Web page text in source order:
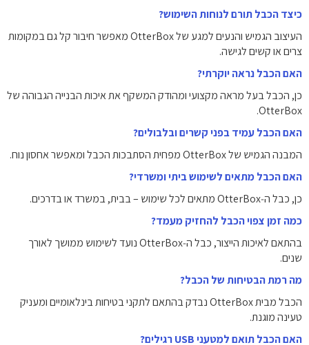
כיצד הכבל תורם לנוחות השימוש?
העיצוב הגמיש והנעים למגע של OtterBox מאפשר חיבור קל גם במקומות
צרים או קשים לגישה.
האם הכבל נראה יוקרתי?
כן, הכבל בעל מראה מקצועי ומהודק המשקף את איכות הבנייה הגבוהה של
OtterBox.
האם הכבל עמיד בפני קשרים ובלבולים?
המבנה הגמיש של OtterBox מפחית הסתבכות הכבל ומאפשר אחסון נוח.
האם הכבל מתאים לשימוש ביתי ומשרדי?
כן, כבל ה‑OtterBox מתאים לכל שימוש – בבית, במשרד או בדרכים.
כמה זמן צפוי הכבל להחזיק מעמד?
בהתאם לאיכות הייצור, כבל ה‑OtterBox נועד לשימוש ממושך לאורך
שנים.
מה רמת הבטיחות של הכבל?
הכבל מבית OtterBox נבדק בהתאם לתקני בטיחות בינלאומיים ומעניק
טעינה מוגנת.
האם הכבל תואם למטעני USB רגילים?